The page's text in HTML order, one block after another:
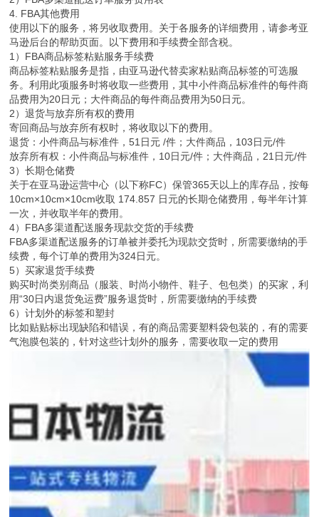
4. FBA其他费用
使用以下的服务，将另收取费用。关于各服务的详细费用，请参考亚
马逊后台的帮助页面。以下费用和手续费全部含税。
1）FBA商品标签粘贴服务手续费
商品标签粘贴服务是指，由亚马逊代替卖家粘贴商品标签的可选服
务。利用此项服务时将收取一些费用，其中小件商品标准件的每件商
品费用为20日元；大件商品的每件商品费用为50日元。
2）退货与放弃所有权的费用
寄回商品与放弃所有权时，将收取以下的费用。
退货：小件商品与标准件，51日元 /件；大件商品，103日元/件
放弃所有权：小件商品与标准件，10日元/件；大件商品，21日元/件
3）长期仓储费
关于在亚马逊运营中心（以下称FC）保管365天以上的库存品，按每
10cm×10cm×10cm收取 174.857 日元的长期仓储费用，每半年计算
一次，并收取半年的费用。
4）FBA多渠道配送服务现款交货的手续费
FBA多渠道配送服务的订单被并委托为现款交货时，所需要缴纳的手
续费，每个订单的费用为324日元。
5）买家退货手续费
购买时尚类别商品（服装、时尚小物件、鞋子、包包类）的买家，利
用“30日内退货免运费”服务退货时，所需要缴纳的手续费
6）计划外的标签和塑封
比如贴贴标出现缺陷和错误，有的商品需要塑料袋包装的，有的需要
气泡膜包装的，针对这些计划外的服务，需要收取一定的费用